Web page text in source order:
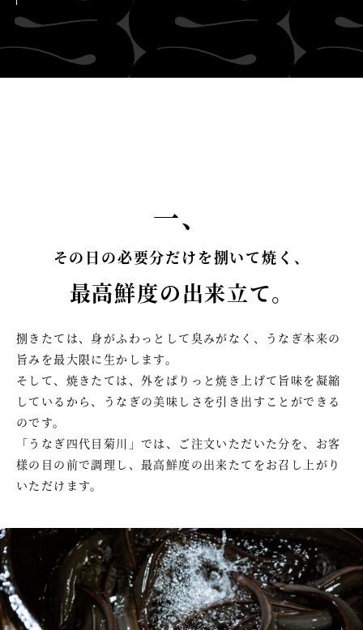
一、
その日の必要分だけを捌いて焼く、
最高鮮度の出来立て。
捌きたては、身がふわっとして臭みがなく、うなぎ本来の
旨みを最大限に生かします。
そして、焼きたては、外をぱりっと焼き上げて旨味を凝縮
しているから、うなぎの美味しさを引き出すことができる
のです。
「うなぎ四代目菊川」では、ご注文いただいた分を、お客
様の目の前で調理し、最高鮮度の出来たてをお召し上がり
いただけます。